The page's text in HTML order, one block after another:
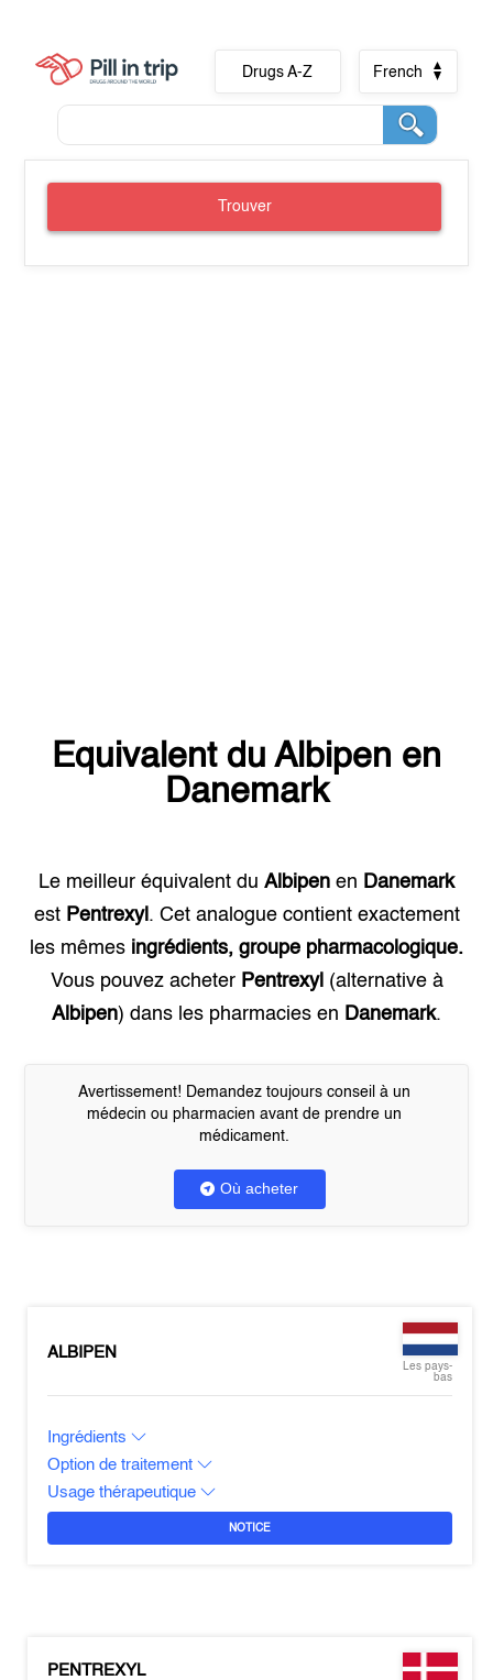
Drugs A-Z French
Trouver
Equivalent du Albipen en
Danemark
Le meilleur équivalent du Albipen en Danemark
est Pentrexyl . Cet analogue contient exactement
les mêmes ingrédients, groupe pharmacologique.
Vous pouvez acheter Pentrexyl (alternative à
Albipen) dans les pharmacies en Danemark.
Avertissement! Demandez toujours conseil à un
médecin ou pharmacien avant de prendre un
médicament.
Où acheter
ALBIPEN
Les pays-
bas
Ingrédients
Option de traitement
Usage thérapeutique
NOTICE
PENTREXYL